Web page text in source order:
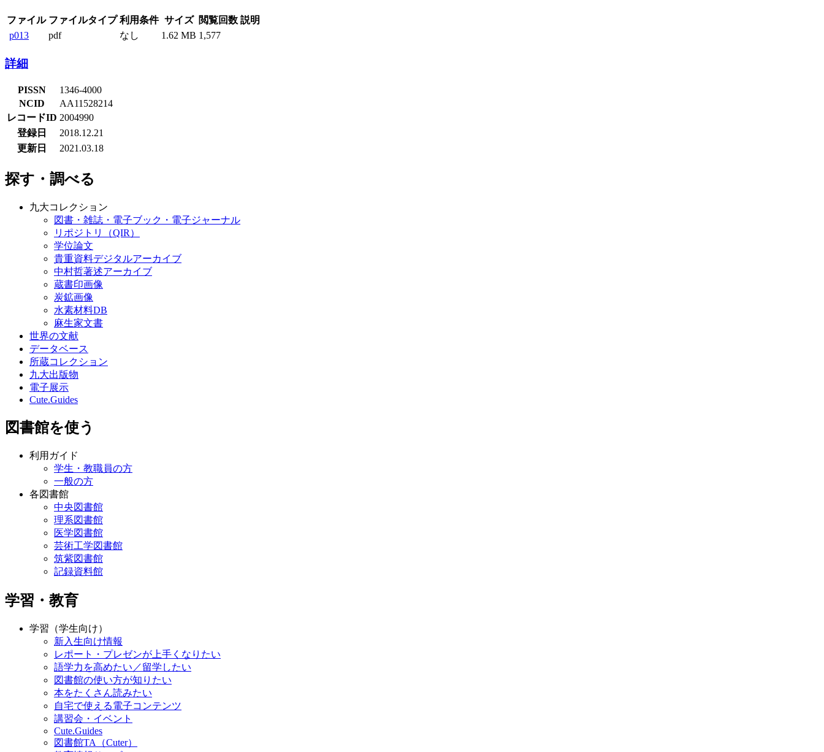
ファイル ファイルタイプ 利用条件 サイズ 閲覧回数 説明
p013
pdf なし 1.62 MB 1,577
詳細
PISSN
1346-4000
NCID
AA11528214
レコードID 2004990
登録日
2018.12.21
更新日
2021.03.18
探す・調べる
九大コレクション
図書・雑誌・電子ブック・電子ジャーナル
リポジトリ（QIR）
学位論文
貴重資料デジタルアーカイブ
中村哲著述アーカイブ
蔵書印画像
炭鉱画像
水素材料DB
麻生家文書
世界の文献
データベース
所蔵コレクション
九大出版物
電子展示
Cute.Guides
図書館を使う
利用ガイド
学生・教職員の方
一般の方
各図書館
中央図書館
理系図書館
医学図書館
芸術工学図書館
筑紫図書館
記録資料館
学習・教育
学習（学生向け）
新入生向け情報
レポート・プレゼンが上手くなりたい
語学力を高めたい／留学したい
図書館の使い方が知りたい
本をたくさん読みたい
自宅で使える電子コンテンツ
講習会・イベント
Cute.Guides
図書館TA（Cuter）